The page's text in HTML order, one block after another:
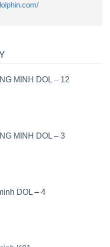
MINH DOL – 12
MINH DOL – 3
DOL – 4